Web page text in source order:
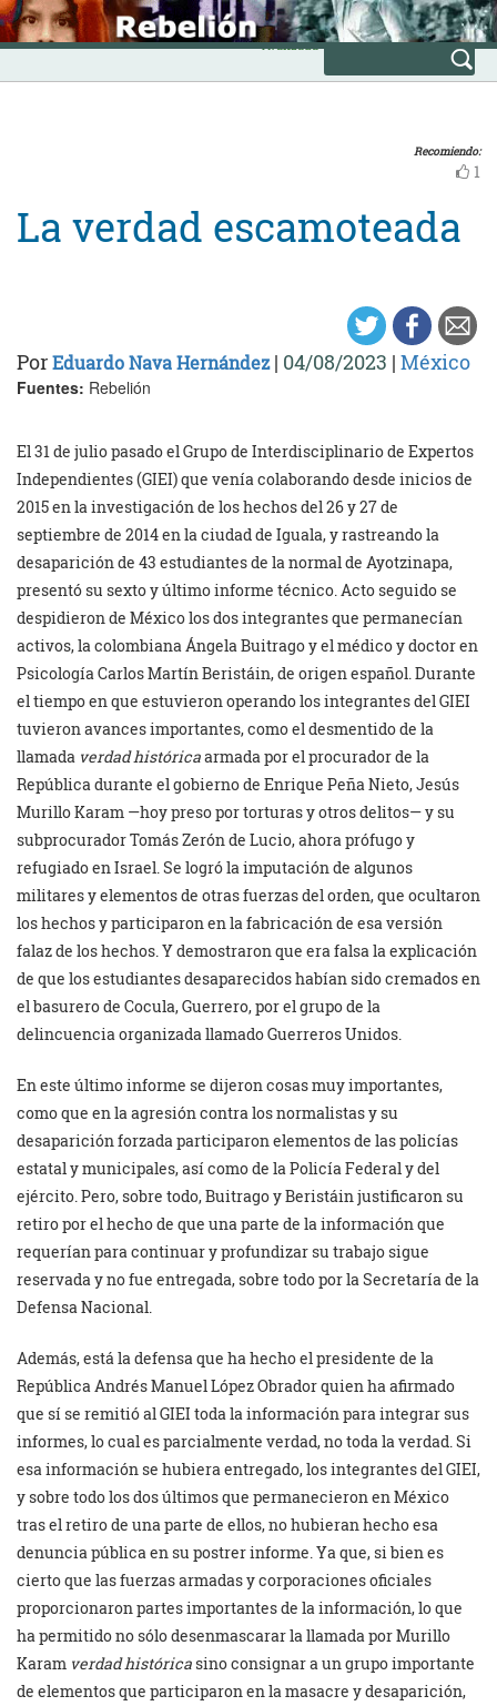
Skip
to
content
INICIO
Avanzada
Recomiendo:
1
La verdad escamoteada
PorEduardo Nava Hernández| 04/08/2023 | México
Fuentes: Rebelión
El 31 de julio pasado el Grupo de Interdisciplinario de Expertos
Independientes (GIEI) que venía colaborando desde inicios de
2015 en la investigación de los hechos del 26 y 27 de
septiembre de 2014 en la ciudad de Iguala, y rastreando la
desaparición de 43 estudiantes de la normal de Ayotzinapa,
presentó su sexto y último informe técnico. Acto seguido se
despidieron de México los dos integrantes que permanecían
activos, la colombiana Ángela Buitrago y el médico y doctor en
Psicología Carlos Martín Beristáin, de origen español. Durante
el tiempo en que estuvieron operando los integrantes del GIEI
tuvieron avances importantes, como el desmentido de la
llamada verdad históricaarmada por el procurador de la
República durante el gobierno de Enrique Peña Nieto, Jesús
Murillo Karam —hoy preso por torturas y otros delitos— y su
subprocurador Tomás Zerón de Lucio, ahora prófugo y
refugiado en Israel. Se logró la imputación de algunos
militares y elementos de otras fuerzas del orden, que ocultaron
los hechos y participaron en la fabricación de esa versión
falaz de los hechos. Y demostraron que era falsa la explicación
de que los estudiantes desaparecidos habían sido cremados en
el basurero de Cocula, Guerrero, por el grupo de la
delincuencia organizada llamado Guerreros Unidos.
En este último informe se dijeron cosas muy importantes,
como que en la agresión contra los normalistas y su
desaparición forzada participaron elementos de las policías
estatal y municipales, así como de la Policía Federal y del
ejército. Pero, sobre todo, Buitrago y Beristáin justificaron su
retiro por el hecho de que una parte de la información que
requerían para continuar y profundizar su trabajo sigue
reservada y no fue entregada, sobre todo por la Secretaría de la
Defensa Nacional.
Además, está la defensa que ha hecho el presidente de la
República Andrés Manuel López Obrador quien ha afirmado
que sí se remitió al GIEI toda la información para integrar sus
informes, lo cual es parcialmente verdad, no toda la verdad. Si
esa información se hubiera entregado, los integrantes del GIEI,
y sobre todo los dos últimos que permanecieron en México
tras el retiro de una parte de ellos, no hubieran hecho esa
denuncia pública en su postrer informe. Ya que, si bien es
cierto que las fuerzas armadas y corporaciones oficiales
proporcionaron partes importantes de la información, lo que
ha permitido no sólo desenmascarar la llamada por Murillo
Karam verdad históricasino consignar a un grupo importante
de elementos que participaron en la masacre y desaparición,